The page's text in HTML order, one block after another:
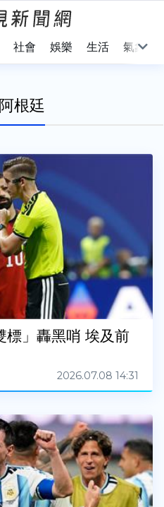
社會 娛樂 生活 氣象
根廷
標」轟黑哨 埃及前
2026.07.08 14:31